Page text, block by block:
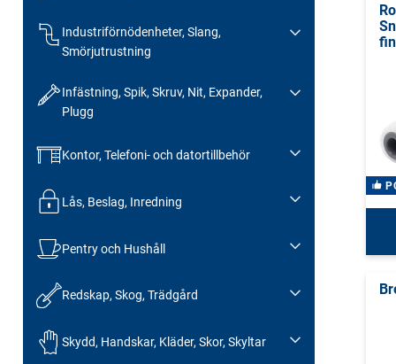
Industriförnödenheter, Slang,
Smörjutrustning
Infästning, Spik, Skruv, Nit, Expander,
Plugg
Kontor, Telefoni- och datortillbehör
Lås, Beslag, Inredning
Pentry och Hushåll
Redskap, Skog, Trädgård
Skydd, Handskar, Kläder, Skor, Skyltar
fin